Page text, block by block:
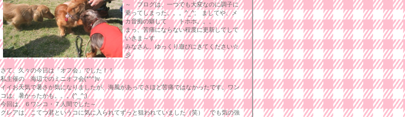
～ ブログは、一つでも大変なのに調子に
乗ってしまった。。。^_^; ましてや、メ
カ音痴の癖して トホホ。。。
まっ、苦痛にならない程度に更新してして
いきま～す
みなさん、ゆっくり遊びにきてください☆
彡
さて、久々の今日は「オフ会」でした！！
私主催の 海辺でのミニオフ会(*^^)v
イイお天気で暑さが気になりましたが、海風があってさほど苦痛ではなかったです。ワン
コは、暑かったかも。。。(^_^;)
今回は、６ワンコ・７人間でした～
クレアは、こてつ君というコに気に入られてずっと狙われていました（笑） でも気の強